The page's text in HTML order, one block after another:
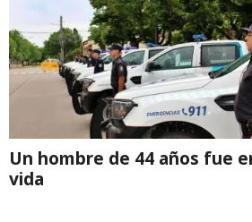
Un hombre de 44 años fue
vida